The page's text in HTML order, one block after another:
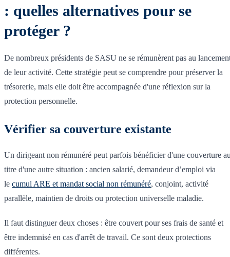
: quelles alternatives pour se
protéger ?
De nombreux présidents de SASU ne se rémunèrent pas au
de leur activité. Cette stratégie peut se comprendre pour préserver la
trésorerie, mais elle doit être accompagnée d'une réflexion sur la
protection personnelle.
Vérifier sa couverture existante
Un dirigeant non rémunéré peut parfois bénéficier d'une couverture
titre d'une autre situation : ancien salarié, demandeur d’emploi via
le cumul ARE et mandat social non rémunéré, conjoint, activité
parallèle, maintien de droits ou protection universelle maladie.
Il faut distinguer deux choses : être couvert pour ses frais de santé et
être indemnisé en cas d'arrêt de travail. Ce sont deux protections
différentes.